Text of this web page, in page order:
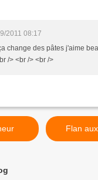
2011 08:17
change des pâtes j'aime
/> <br /> <br />